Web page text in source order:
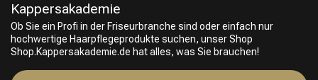
Friseurwahl
Kappersakademie
Ob Sie ein Profi in der Friseurbranche sind oder einfach nur
hochwertige Haarpflegeprodukte suchen, unser Shop
Shop.Kappersakademie.de hat alles, was Sie brauchen!